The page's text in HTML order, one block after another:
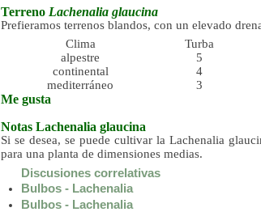
Terreno Lachenalia glaucina
Prefieramos terrenos blandos, con un elevado
Clima
Turba
alpestre
5
continental
4
mediterráneo
3
Me gusta
Notas Lachenalia glaucina
Si se desea, se puede cultivar la Lachenalia
para una planta de dimensiones medias.
Discusiones correlativas
Bulbos - Lachenalia
Bulbos - Lachenalia